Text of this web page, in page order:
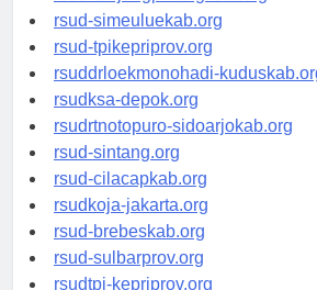
rsud-tanjungpinangkota.org
rsud-simeuluekab.org
rsud-tpikepriprov.org
rsuddrloekmonohadi-kuduskab.org
rsudksa-depok.org
rsudrtnotopuro-sidoarjokab.org
rsud-sintang.org
rsud-cilacapkab.org
rsudkoja-jakarta.org
rsud-brebeskab.org
rsud-sulbarprov.org